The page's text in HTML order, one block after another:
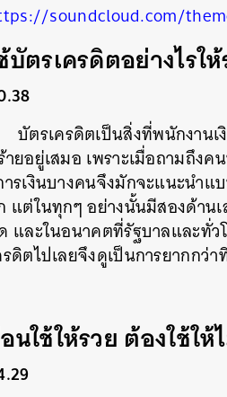
soundcloud.com/
บัตรเครดิตอย่างไรใ
บัตรเครดิตเป็นสิ่งที่พนักงาน
ายอยู่เสมอ เพราะเมื่อถามถึ
ารเงินบางคนจึงมักจะแนะนำ
แต่ในทุกๆ อย่างนั้นมีสองด้าน
และในอนาคตที่รัฐบาลและทั่
รดิตไปเลยจึงดูเป็นการยากกว่
นใช้ให้รวย ต้องใช้ให้